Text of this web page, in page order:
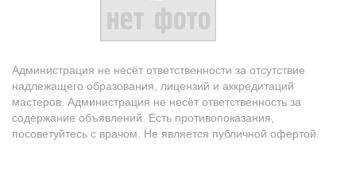
Администрация не несёт ответственности за отсутствие
надлежащего образования, лицензий и аккредитаций
мастеров. Администрация не несёт ответственность за
содержание объявлений. Есть противопоказания,
посоветуйтесь с врачом. Не является публичной офертой.